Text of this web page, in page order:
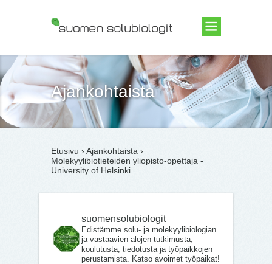
Suomen Solubiologit ry
Ajankohtaista
Etusivu › Ajankohtaista ›
Molekyylibiotieteiden yliopisto-opettaja -
University of Helsinki
suomensolubiologit
Edistämme solu- ja molekyylibiologian
ja vastaavien alojen tutkimusta,
koulutusta, tiedotusta ja työpaikkojen
perustamista. Katso avoimet työpaikat!